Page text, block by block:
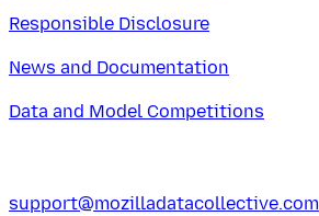
Responsible Disclosure
News and Documentation
Data and Model Competitions
support@mozilladatacollective.com